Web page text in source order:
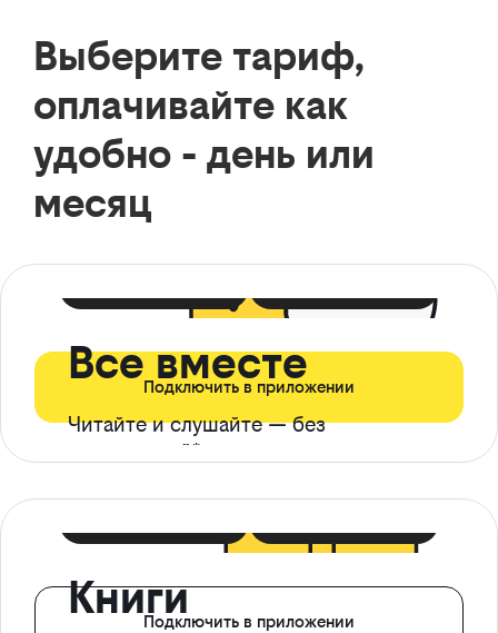
Выберите тариф,
оплачивайте как
удобно - день или
месяц
Все вместе
Читайте и слушайте — без
ограничений*
Подключить в приложении
КнигиПодключить в приложении